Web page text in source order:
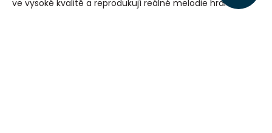
ve vysoké kvalitě a reprodukují reálné melodie hrané...